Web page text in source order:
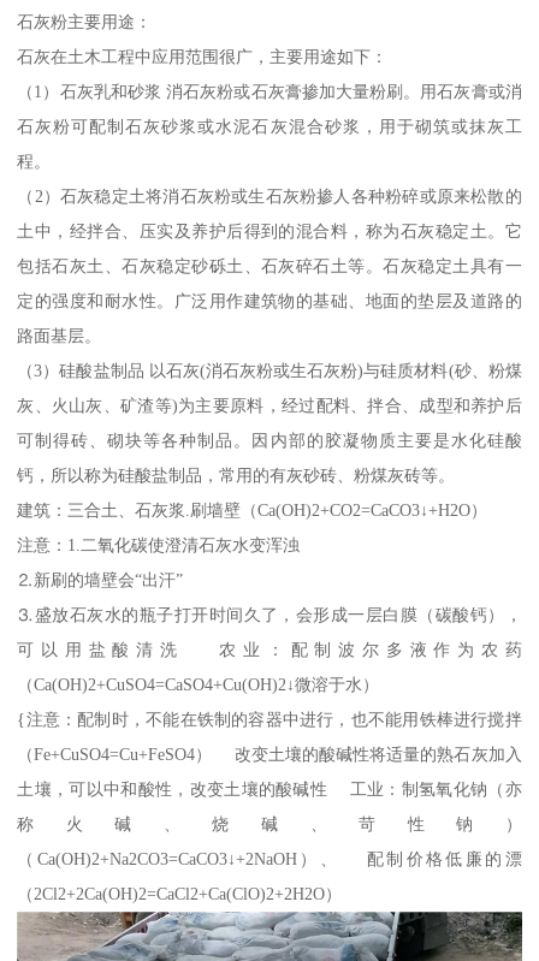
石灰粉主要用途：
石灰在土木工程中应用范围很广，主要用途如下：
（1）石灰乳和砂浆 消石灰粉或石灰膏掺加大量粉刷。用石灰膏或消
石灰粉可配制石灰砂浆或水泥石灰混合砂浆，用于砌筑或抹灰工
程。
（2）石灰稳定土将消石灰粉或生石灰粉掺人各种粉碎或原来松散的
土中，经拌合、压实及养护后得到的混合料，称为石灰稳定土。它
包括石灰土、石灰稳定砂砾土、石灰碎石土等。石灰稳定土具有一
定的强度和耐水性。广泛用作建筑物的基础、地面的垫层及道路的
路面基层。
（3）硅酸盐制品 以石灰(消石灰粉或生石灰粉)与硅质材料(砂、粉煤
灰、火山灰、矿渣等)为主要原料，经过配料、拌合、成型和养护后
可制得砖、砌块等各种制品。因内部的胶凝物质主要是水化硅酸
钙，所以称为硅酸盐制品，常用的有灰砂砖、粉煤灰砖等。
建筑：三合土、石灰浆.刷墙壁（Ca(OH)2+CO2=CaCO3↓+H2O）
注意：1.二氧化碳使澄清石灰水变浑浊
⒉新刷的墙壁会“出汗”
⒊盛放石灰水的瓶子打开时间久了，会形成一层白膜（碳酸钙），
可以用盐酸清洗 农业：配制波尔多液作为农药
（Ca(OH)2+CuSO4=CaSO4+Cu(OH)2↓微溶于水）
{注意：配制时，不能在铁制的容器中进行，也不能用铁棒进行搅拌
（Fe+CuSO4=Cu+FeSO4） 改变土壤的酸碱性将适量的熟石灰加入
土壤，可以中和酸性，改变土壤的酸碱性 工业：制氢氧化钠（亦
称火碱、烧碱、苛性钠）
（Ca(OH)2+Na2CO3=CaCO3↓+2NaOH）、 配制价格低廉的漂
（2Cl2+2Ca(OH)2=CaCl2+Ca(ClO)2+2H2O）